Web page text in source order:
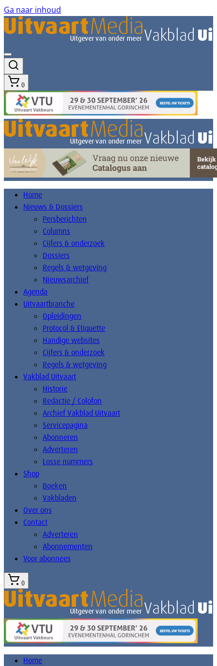
Ga naar inhoud
0
Home
Nieuws & Dossiers
Persberichten
Columns
Cijfers & onderzoek
Dossiers
Regels & wetgeving
Nieuwsarchief
Agenda
Uitvaartbranche
Opleidingen
Protocol & Etiquette
Handige websites
Cijfers & onderzoek
Regels & wetgeving
Vakblad Uitvaart
Historie
Redactie / Colofon
Archief Vakblad Uitvaart
Servicepagina
Abonneren
Adverteren
Losse nummers
Shop
Boeken
Vakbladen
Over ons
Contact
Adverteren
Abonnementen
Voor abonnees
0
Home